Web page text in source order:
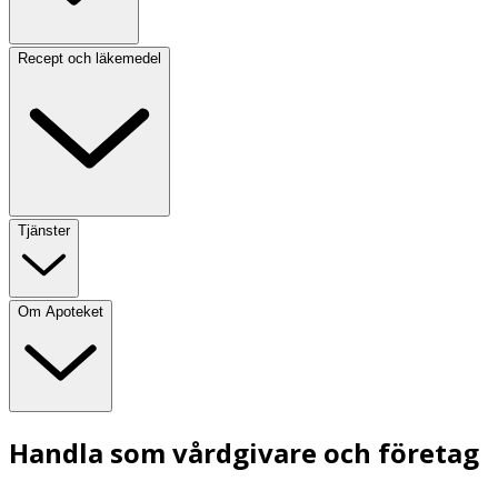
Recept och läkemedel
Tjänster
Om Apoteket
Handla som vårdgivare och företag